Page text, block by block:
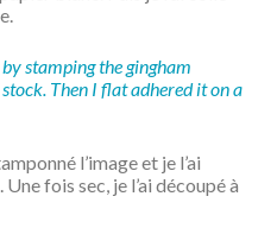
stamping the gingham
Then I flat adhered it on a
l’image et je l’ai
fois sec, je l’ai découpé à